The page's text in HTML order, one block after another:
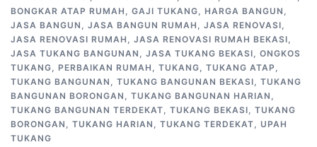
BONGKAR ATAP RUMAH , GAJI TUKANG, HARGA BANGUN ,
JASA BANGUN , JASA BANGUN RUMAH , JASA RENOVASI,
JASA RENOVASI RUMAH , JASA RENOVASI RUMAH BEKASI,
JASA TUKANG BANGUNAN , JASA TUKANG BEKASI, ONGKOS
TUKANG, PERBAIKAN RUMAH , TUKANG, TUKANG ATAP ,
TUKANG BANGUNAN , TUKANG BANGUNAN BEKASI, TUKANG
BANGUNAN BORONGAN , TUKANG BANGUNAN HARIAN ,
TUKANG BANGUNAN TERDEKAT, TUKANG BEKASI, TUKANG
BORONGAN , TUKANG HARIAN , TUKANG TERDEKAT, UPAH
TUKANG